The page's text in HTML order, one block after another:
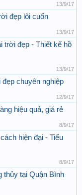
13/9/17
đẹp lôi cuốn
13/9/17
trời đẹp - Thiết kế hồ
13/9/17
chuyên nghiệp
12/9/17
hiệu quả, giá rẻ
8/9/17
hiện đại - Tiểu
8/9/17
thủy tại Quận Bình